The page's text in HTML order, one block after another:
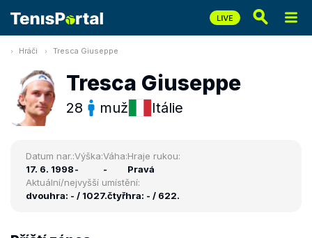
Hráči Tresca Giuseppe
Tresca Giuseppe
28 muž Itálie
Datum nar.:
17. 6. 1998
Výška:
-
Váha:
-
Hraje rukou:
Pravá
Aktuální/nejvyšší umístění:
dvouhra: - / 1027.čtyřhra: - / 622.